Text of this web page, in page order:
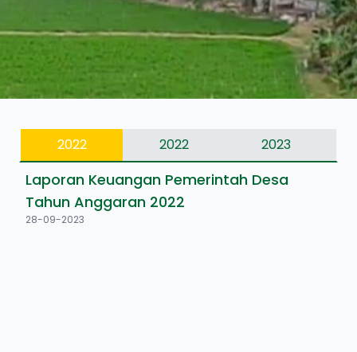
2022 2022 2023
Laporan Keuangan Pemerintah Desa
Tahun Anggaran 2022
28-09-2023